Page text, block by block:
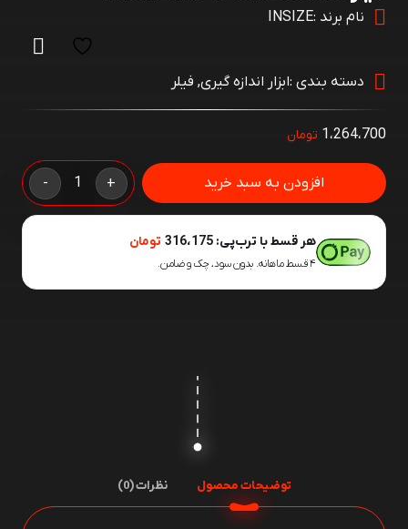
نام برند :INSIZE
دسته بندی :ابزار اندازه گیری, فیلر
فیلر
10
INSIZE
+
- افزودن به سبد خرید
هر قسط با ترب‌پی: 316،175 تومان
۴ قسط ماهانه. بدون سود، چک و ضامن.
1،264،700 تومان
توضیحات محصول نظرات (0)